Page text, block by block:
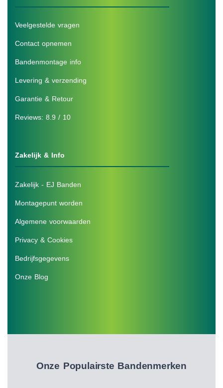
Veelgestelde vragen
Contact opnemen
Bandenmontage info
Levering & verzending
Garantie & Retour
Reviews: 8.9 / 10
Zakelijk & Info
Zakelijk - EJ Banden
Montagepunt worden
Algemene voorwaarden
Privacy & Cookies
Bedrijfsgegevens
Onze Blog
Onze Populairste Bandenmerken